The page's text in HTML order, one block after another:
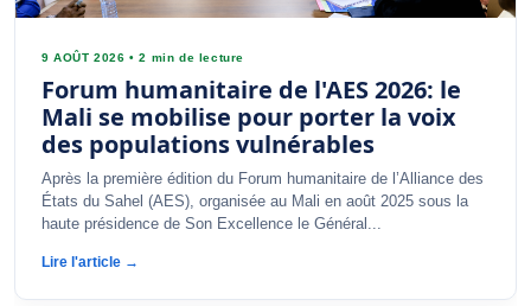
9 AOÛT 2026 •2 min de lecture
Forum humanitaire de l'AES 2026: le
Mali se mobilise pour porter la voix
des populations vulnérables
Après la première édition du Forum humanitaire de l’Alliance des
États du Sahel (AES), organisée au Mali en août 2025 sous la
haute présidence de Son Excellence le Général...
Lire l'article →